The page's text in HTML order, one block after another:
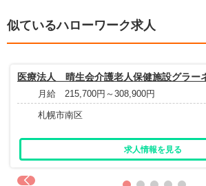
似ているハローワーク求人
医療法人 晴生会介護老人保健施設グラー
月給 215,700円～308,900円
札幌市南区
求人情報を見る